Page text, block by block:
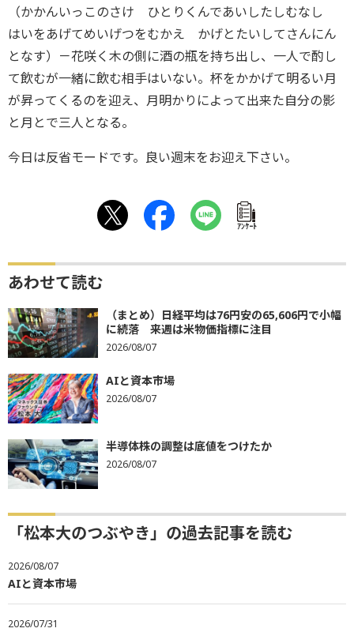
（かかんいっこのさけ ひとりくんであいしたしむなし
はいをあげてめいげつをむかえ かげとたいしてさんにん
となす）－花咲く木の側に酒の瓶を持ち出し、一人で酌し
て飲むが一緒に飲む相手はいない。杯をかかげて明るい月
が昇ってくるのを迎え、月明かりによって出来た自分の影
と月とで三人となる。
今日は反省モードです。良い週末をお迎え下さい。
ｱﾝｹｰﾄ
あわせて読む
（まとめ）日経平均は76円安の65,606円で小幅
に続落 来週は米物価指標に注目
2026/08/07
AIと資本市場
2026/08/07
半導体株の調整は底値をつけたか
2026/08/07
「松本大のつぶやき」の過去記事を読む
2026/08/07
AIと資本市場
2026/07/31